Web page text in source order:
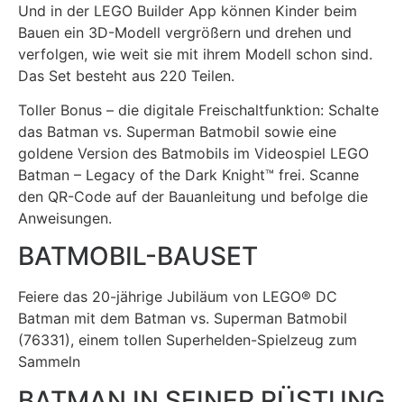
Und in der LEGO Builder App können Kinder beim
Bauen ein 3D-Modell vergrößern und drehen und
verfolgen, wie weit sie mit ihrem Modell schon sind.
Das Set besteht aus 220 Teilen.
Toller Bonus – die digitale Freischaltfunktion: Schalte
das Batman vs. Superman Batmobil sowie eine
goldene Version des Batmobils im Videospiel LEGO
Batman – Legacy of the Dark Knight™ frei. Scanne
den QR-Code auf der Bauanleitung und befolge die
Anweisungen.
BATMOBIL-BAUSET
Feiere das 20-jährige Jubiläum von LEGO® DC
Batman mit dem Batman vs. Superman Batmobil
(76331), einem tollen Superhelden-Spielzeug zum
Sammeln